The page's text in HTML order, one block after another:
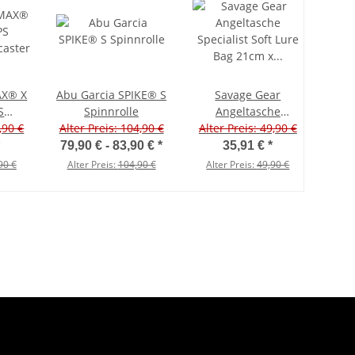
X
€
€
Abu Garcia SPIKE® S
Spinnrolle
Alter Preis: 104,90 €
79,90 € -83,90 €*
Alter Preis:104,90 €
Savage Gear
Angeltasche
Specialist Soft Lure
Bag 21cm x 28 cm x
32 cm
Alter Preis: 49,90 €
35,91 €*
Alter Preis:49,90 €